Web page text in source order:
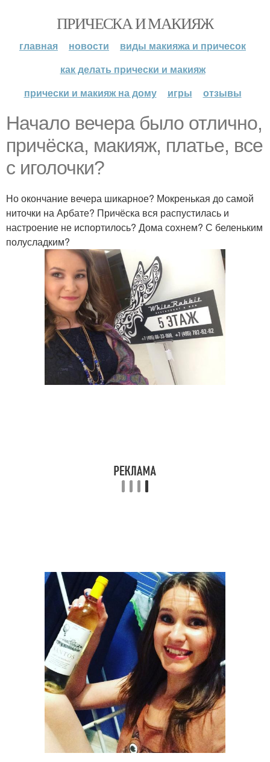
ПРИЧЕСКА И МАКИЯЖ
главная новости
виды макияжа и причесок
как делать прически и макияж
прически и макияж на дому
игры отзывы
Начало вечера было отлично,
причёска, макияж, платье, все
с иголочки?
Но окончание вечера шикарное? Мокренькая до самой
ниточки на Арбате? Причёска вся распустилась и
настроение не испортилось? Дома сохнем? С беленьким
полусладким?